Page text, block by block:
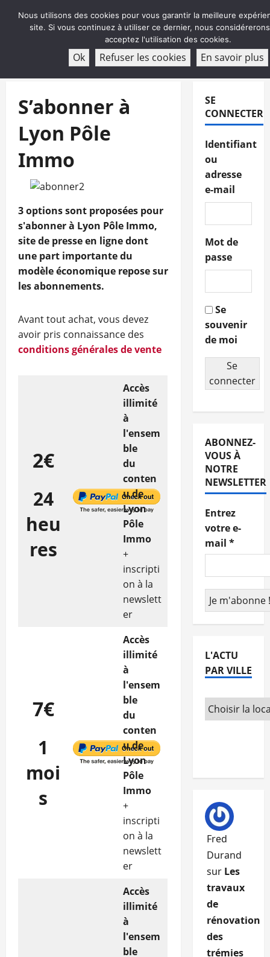
ABONNEMENT
S’abonner à
Lyon Pôle
Immo
3 options sont proposées pour
s'abonner à Lyon Pôle Immo,
site de presse en ligne dont
une part importante du
modèle économique repose sur
les abonnements.
Avant tout achat, vous devez
avoir pris connaissance des
conditions générales de vente
2€
24
heu
res
Accès
illimité
à
l'ensem
ble
du
conten
u de
Lyon
Pôle
Immo
+
inscripti
on à la
newslett
er
7€
1
moi
s
Accès
illimité
à
l'ensem
ble
du
conten
u de
Lyon
Pôle
Immo
+
inscripti
on à la
newslett
er
Accès
illimité
à
l'ensem
ble
SE
CONNECTER
Identifiant
ou
adresse
e-mail
Mot de
passe
Se
souvenir
de moi
Se
connecter
ABONNEZ-
VOUS À
NOTRE
NEWSLETTER
Entrez
votre e-
mail *
L'ACTU
PAR VILLE
Fred
Durand
sur Les
travaux
de
rénovation
des
trémies
Nous utilisons des cookies pour vous garantir la meilleure
site. Si vous continuez à utiliser ce dernier, nous
acceptez l'utilisation des cookies.
Ok Refuser les cookies En savoir plus